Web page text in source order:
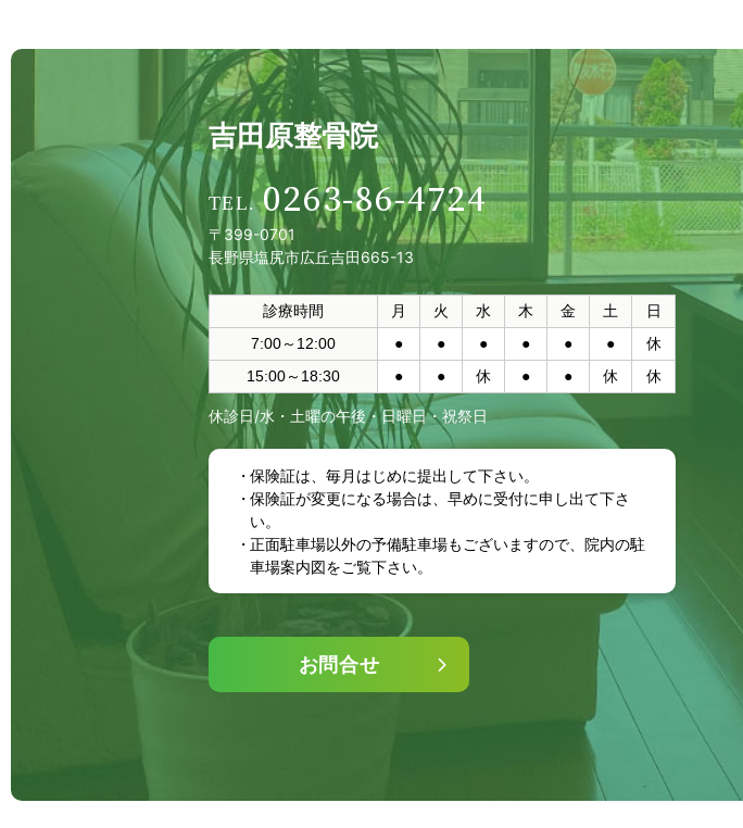
吉田原整骨院
0263-86-4724
〒399-0701
長野県塩尻市広丘吉田665-13
診療時間 月 火 水 木 金 土
日
7:00～12:00
● ● ● ● ● ●
休
15:00～18:30
● ● 休 ● ● 休 休
休診日/水・土曜の午後・日曜日・祝祭日
保険証は、毎月はじめに提出して下さい。
保険証が変更になる場合は、早めに受付に申し出て下さ
い。
正面駐車場以外の予備駐車場もございますので、院内の駐
車場案内図をご覧下さい。
お問合せ